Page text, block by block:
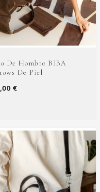
De Hombro BIBA
De Piel
€